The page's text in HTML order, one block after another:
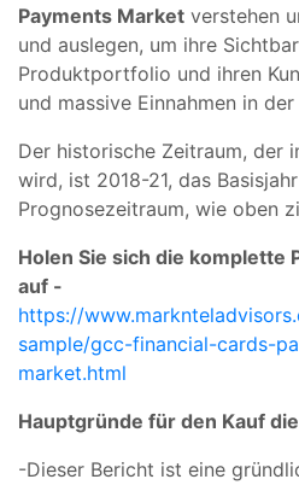
Payments Market verstehen
und auslegen, um ihre
Produktportfolio und ihren
und massive Einnahmen in
Der historische Zeitraum, der
wird, ist 2018-21, das
Prognosezeitraum, wie oben
Holen Sie sich die komplette
auf -
https://
sample/gcc-financial-cards-
market.html
Hauptgründe für den Kauf
-Dieser Bericht ist eine